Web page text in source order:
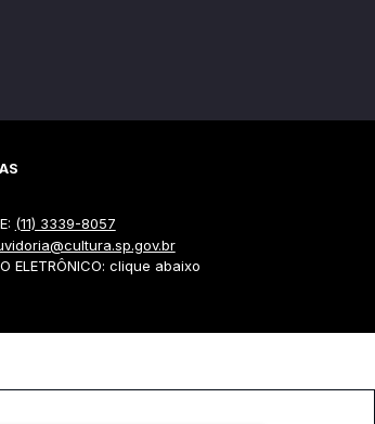
(11) 3339-8057
ELETRÔNICO: clique abaixo